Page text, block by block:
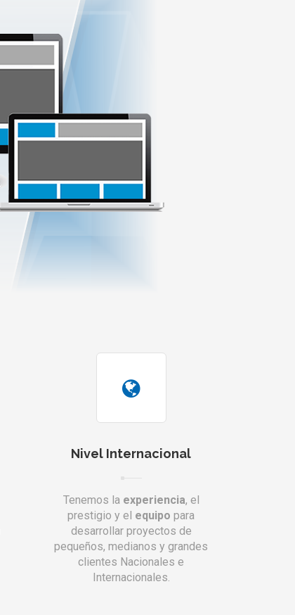
Nivel Internacional
Tenemos la experiencia, el
prestigio y el equipo para
desarrollar proyectos de
pequeños, medianos y grandes
clientes Nacionales e
Internacionales.